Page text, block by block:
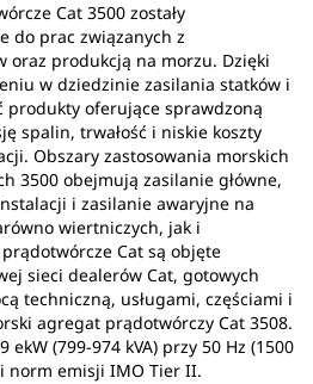
Cat 3500 zostały
do prac związanych z
oraz produkcją na morzu. Dzięki
w dziedzinie zasilania statków i
produkty oferujące sprawdzoną
spalin, trwałość i niskie koszty
Obszary zastosowania morskich
3500 obejmują zasilanie główne,
i zasilanie awaryjne na
wiertniczych, jak i
Cat są objęte
sieci dealerów Cat, gotowych
techniczną, usługami, częściami i
agregat prądotwórczy Cat 3508.
ekW (799-974 kVA) przy 50 Hz (1500
norm emisji IMO Tier II.